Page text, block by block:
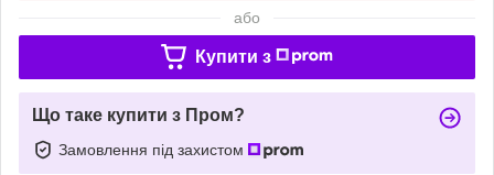
або
Купити з
Що таке купити з Пром?
Замовлення під захистом